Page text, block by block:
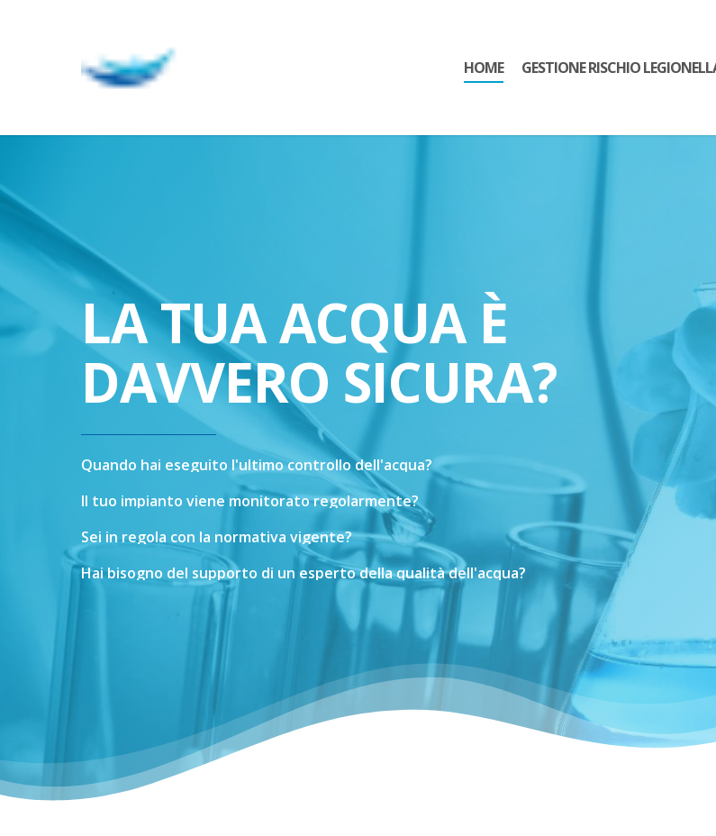
HOME GESTIONE RISCHIO
LA TUA ACQUA È
DAVVERO SICURA?
Quando hai eseguito l'ultimo controllo dell'acqua?
Il tuo impianto viene monitoratoregolarmente?
Sei in regola con la normativa vigente?
Hai bisogno del supporto di un espertodellaqualitàdell'acqua?